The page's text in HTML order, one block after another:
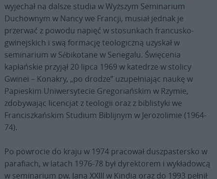
wyjechał na dalsze studia w Wyższym Seminarium
Duchownym w Nancy we Francji, musiał jednak je
przerwać z powodu napięć w stosunkach francusko-
gwinejskich i swą formację teologiczną uzyskał w
seminarium w Sébikotane w Senegalu. Święcenia
kapłańskie przyjął 20 lipca 1969 w katedrze w stolicy
Gwinei – Konakry, „po drodze” uzupełniając naukę w
Papieskim Uniwersytecie Gregoriańskim w Rzymie,
zdobywając licencjat z teologii oraz z biblistyki we
Franciszkańskim Studium Biblijnym w Jerozolimie (1964-
74).
Po powrocie do kraju w 1974 pracował duszpastersko w
parafiach, w latach 1976-78 był dyrektorem i wykładowcą
w seminarium pw. Jana XXIII w Kindia oraz do 1993 pełnił